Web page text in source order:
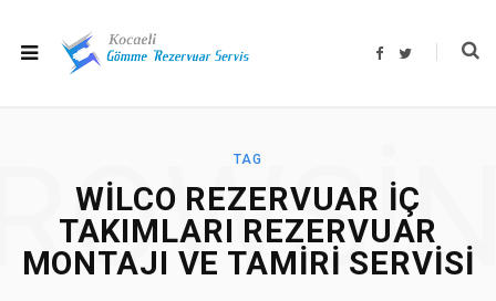
F
T
TAG
WILCO REZERVUAR IÇ
TAKIMLARI REZERVUAR
MONTAJI VE TAMIRI SERVISI